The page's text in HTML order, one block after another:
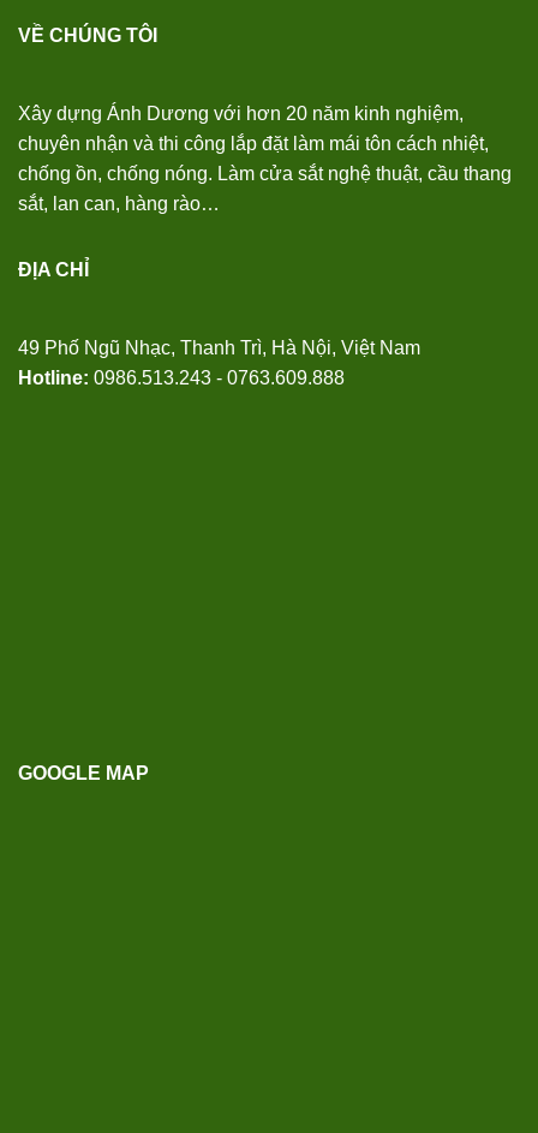
VỀ CHÚNG TÔI
Xây dựng Ánh Dương với hơn 20 năm kinh nghiệm,
chuyên nhận và thi công lắp đặt làm mái tôn cách nhiệt,
chống ồn, chống nóng. Làm cửa sắt nghệ thuật, cầu thang
sắt, lan can, hàng rào…
ĐỊA CHỈ
49 Phố Ngũ Nhạc, Thanh Trì, Hà Nội, Việt Nam
Hotline: 0986.513.243 - 0763.609.888
GOOGLE MAP